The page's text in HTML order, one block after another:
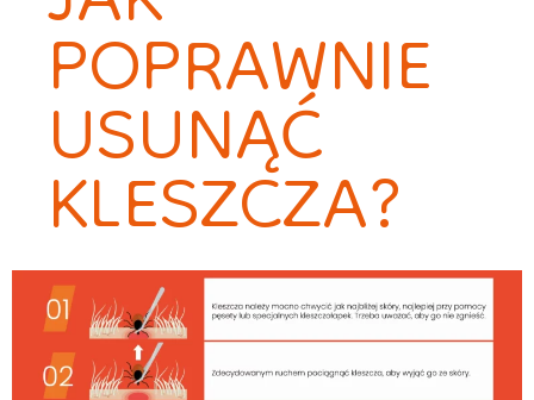
POPRAWNIE
USUNĄĆ
KLESZCZA?